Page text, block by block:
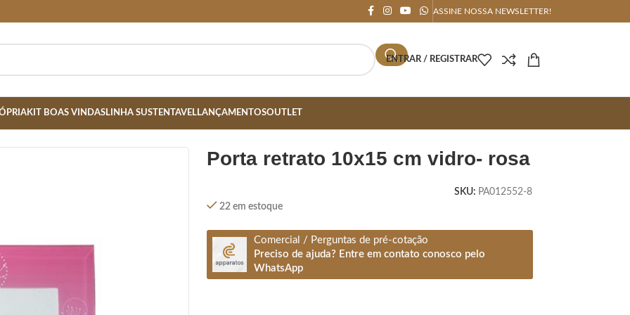
ASSINE NOSSA NEWSLETTER!
ENTRAR / REGISTRAR
KIT BOAS VINDASLINHA SUSTENTAVELLANÇAMENTOSOUTLET
porta retrato 10x15 cm vidro- rosa
SKU: PA012552-8
22 em estoque
Comercial / Perguntas de pré-cotação
Preciso de ajuda? Entre em contato conosco pelo
WhatsApp